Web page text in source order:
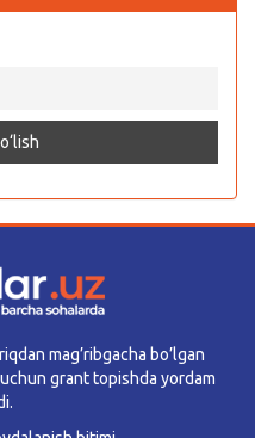
mag’ribgacha bo’lgan
grant topishda yordam